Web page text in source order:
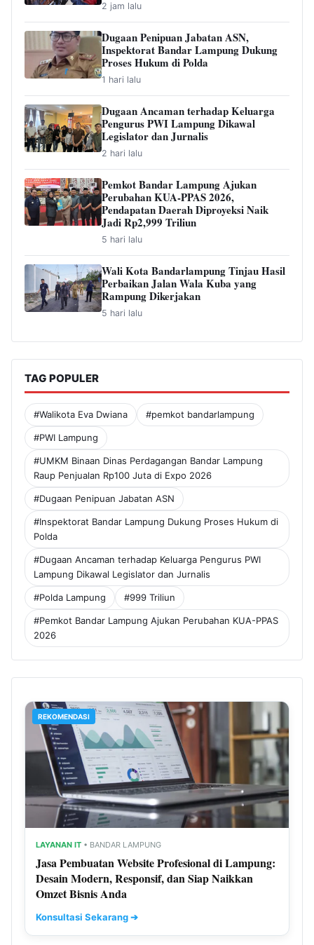
2 jam lalu
Dugaan Penipuan Jabatan ASN,
Inspektorat Bandar Lampung Dukung
Proses Hukum di Polda
1 hari lalu
Dugaan Ancaman terhadap Keluarga
Pengurus PWI Lampung Dikawal
Legislator dan Jurnalis
2 hari lalu
Pemkot Bandar Lampung Ajukan
Perubahan KUA-PPAS 2026,
Pendapatan Daerah Diproyeksi Naik
Jadi Rp2,999 Triliun
5 hari lalu
Wali Kota Bandarlampung Tinjau Hasil
Perbaikan Jalan Wala Kuba yang
Rampung Dikerjakan
5 hari lalu
TAG POPULER
#Walikota Eva Dwiana #pemkot bandarlampung
#PWI Lampung
#UMKM Binaan Dinas Perdagangan Bandar Lampung
Raup Penjualan Rp100 Juta di Expo 2026
#Dugaan Penipuan Jabatan ASN
#Inspektorat Bandar Lampung Dukung Proses Hukum di
Polda
#Dugaan Ancaman terhadap Keluarga Pengurus PWI
Lampung Dikawal Legislator dan Jurnalis
#Polda Lampung #999 Triliun
#Pemkot Bandar Lampung Ajukan Perubahan KUA-PPAS
2026
REKOMENDASI
LAYANAN IT • BANDAR LAMPUNG
Jasa Pembuatan Website Profesional di Lampung:
Desain Modern, Responsif, dan Siap Naikkan
Omzet Bisnis Anda
Konsultasi Sekarang ➔